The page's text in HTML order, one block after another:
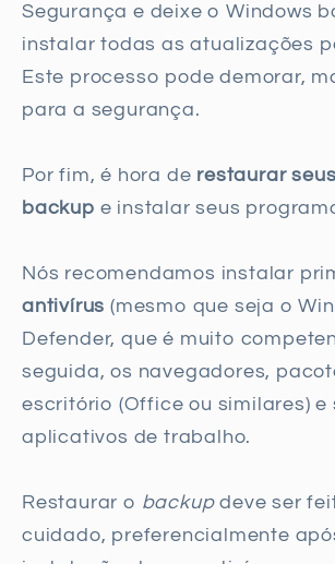
Segurança e deixe o Windows
instalar todas as atualizações
Este processo pode demorar,
para a segurança.
Por fim, é hora de restaurar
backup e instalar seus
Nós recomendamos instalar
antivírus (mesmo que seja o
Defender, que é muito
seguida, os navegadores,
escritório (Office ou similares) e
aplicativos de trabalho.
Restaurar o backupdeve ser
cuidado, preferencialmente